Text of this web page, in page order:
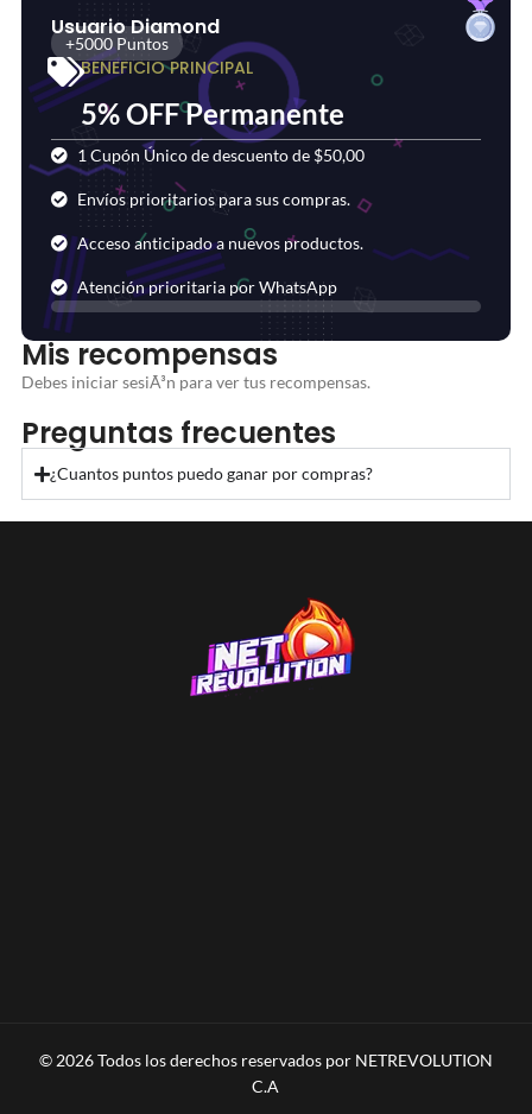
Usuario Diamond
+5000 Puntos
BENEFICIO PRINCIPAL
5% OFF Permanente
1 Cupón Único de descuento de $50,00
Envíos prioritarios para sus compras.
Acceso anticipado a nuevos productos.
Atención prioritaria por WhatsApp
Mis recompensas
Debes iniciar sesiÃ³n para ver tus recompensas.
Preguntas frecuentes
¿Cuantos puntos puedo ganar por compras?
© 2026 Todos los derechos reservados por NETREVOLUTION
C.A